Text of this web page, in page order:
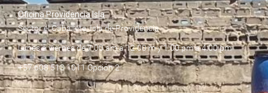
Oficina Providencia Isla
Sector el Caballete, Isla de Providencia
Lunes a viernes de 7:00 am a 12:00 m y 1:00 pm a 4:00 pm
+57 608 513 1011 Opción 2